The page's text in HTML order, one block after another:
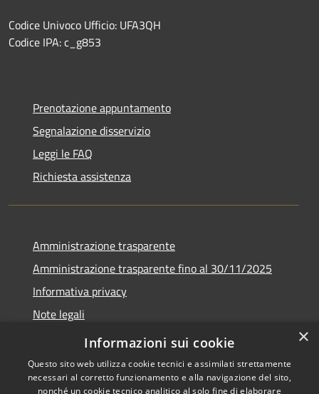
Codice Univoco Ufficio: UFA3QH
Codice IPA: c_g853
Prenotazione appuntamento
Segnalazione disservizio
Leggi le FAQ
Richiesta assistenza
Amministrazione trasparente
Amministrazione trasparente fino al 30/11/2025
Informativa privacy
Note legali
Dichiarazione di accessibilità
×
Informazioni sui cookie
Questo sito web utilizza cookie tecnici e assimilati strettamente
necessari al corretto funzionamento e alla navigazione del sito,
nonché un cookie tecnico analitico al solo fine di elaborare